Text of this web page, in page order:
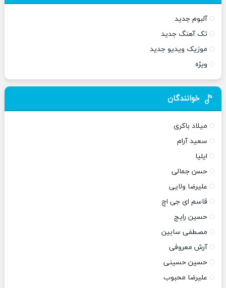
آلبوم جدید
تک آهنگ جدید
موزیک ویدیو جدید
ویژه
خوانندگان
میلاد باکری
سعید آرام
ایلیا
حسن جمالی
علیرضا ولایی
قاسم ای جی اچ
حسین رایج
مصطفی سابین
آرش معروفی
حسین حسینی
علیرضا محبوب